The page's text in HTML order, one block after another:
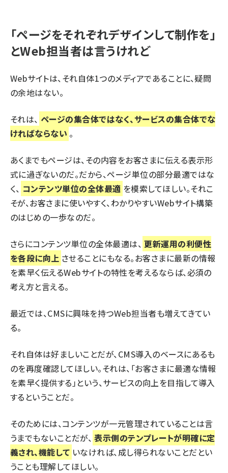
「ページをそれぞれデザインして制作を」
とWeb担当者は言うけれど
Webサイトは、それ自体1つのメディアであることに、疑問
の余地はない。
それは、 ページの集合体ではなく、サービスの集合体でな
ければならない 。
あくまでもページは、その内容をお客さまに伝える表示形
式に過ぎないのだ。だから、ページ単位の部分最適ではな
く、 コンテンツ単位の全体最適 を模索してほしい。それこ
そが、お客さまに使いやすく、わかりやすいWebサイト構築
のはじめの一歩なのだ。
さらにコンテンツ単位の全体最適は、 更新運用の利便性
を各段に向上 させることにもなる。お客さまに最新の情報
を素早く伝えるWebサイトの特性を考えるならば、必須の
考え方と言える。
最近では、CMSに興味を持つWeb担当者も増えてきてい
る。
それ自体は好ましいことだが、CMS導入のベースにあるも
のを再度確認してほしい。それは、「お客さまに最適な情報
を素早く提供する」という、サービスの向上を目指して導入
するということだ。
そのためには、コンテンツが一元管理されていることは言
うまでもないことだが、 表示側のテンプレートが明確に定
義され、機能して いなければ、成し得られないことだとい
うことも理解してほしい。